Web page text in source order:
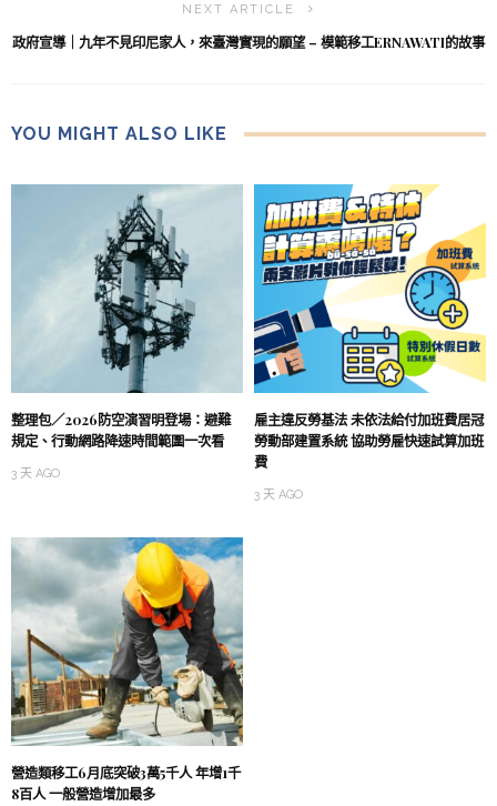
NEXT ARTICLE
政府宣導｜九年不見印尼家人，來臺灣實現的願望 – 模範移工ERNAWATI的故事
YOU MIGHT ALSO LIKE
整理包／2026防空演習明登場：避難
規定、行動網路降速時間範圍一次看
3 天 AGO
雇主違反勞基法 未依法給付加班費居冠
勞動部建置系統 協助勞雇快速試算加班
費
3 天 AGO
營造類移工6月底突破3萬5千人 年增1千
8百人 一般營造增加最多